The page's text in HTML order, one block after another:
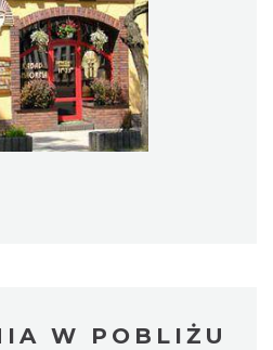
W POBLIŻU